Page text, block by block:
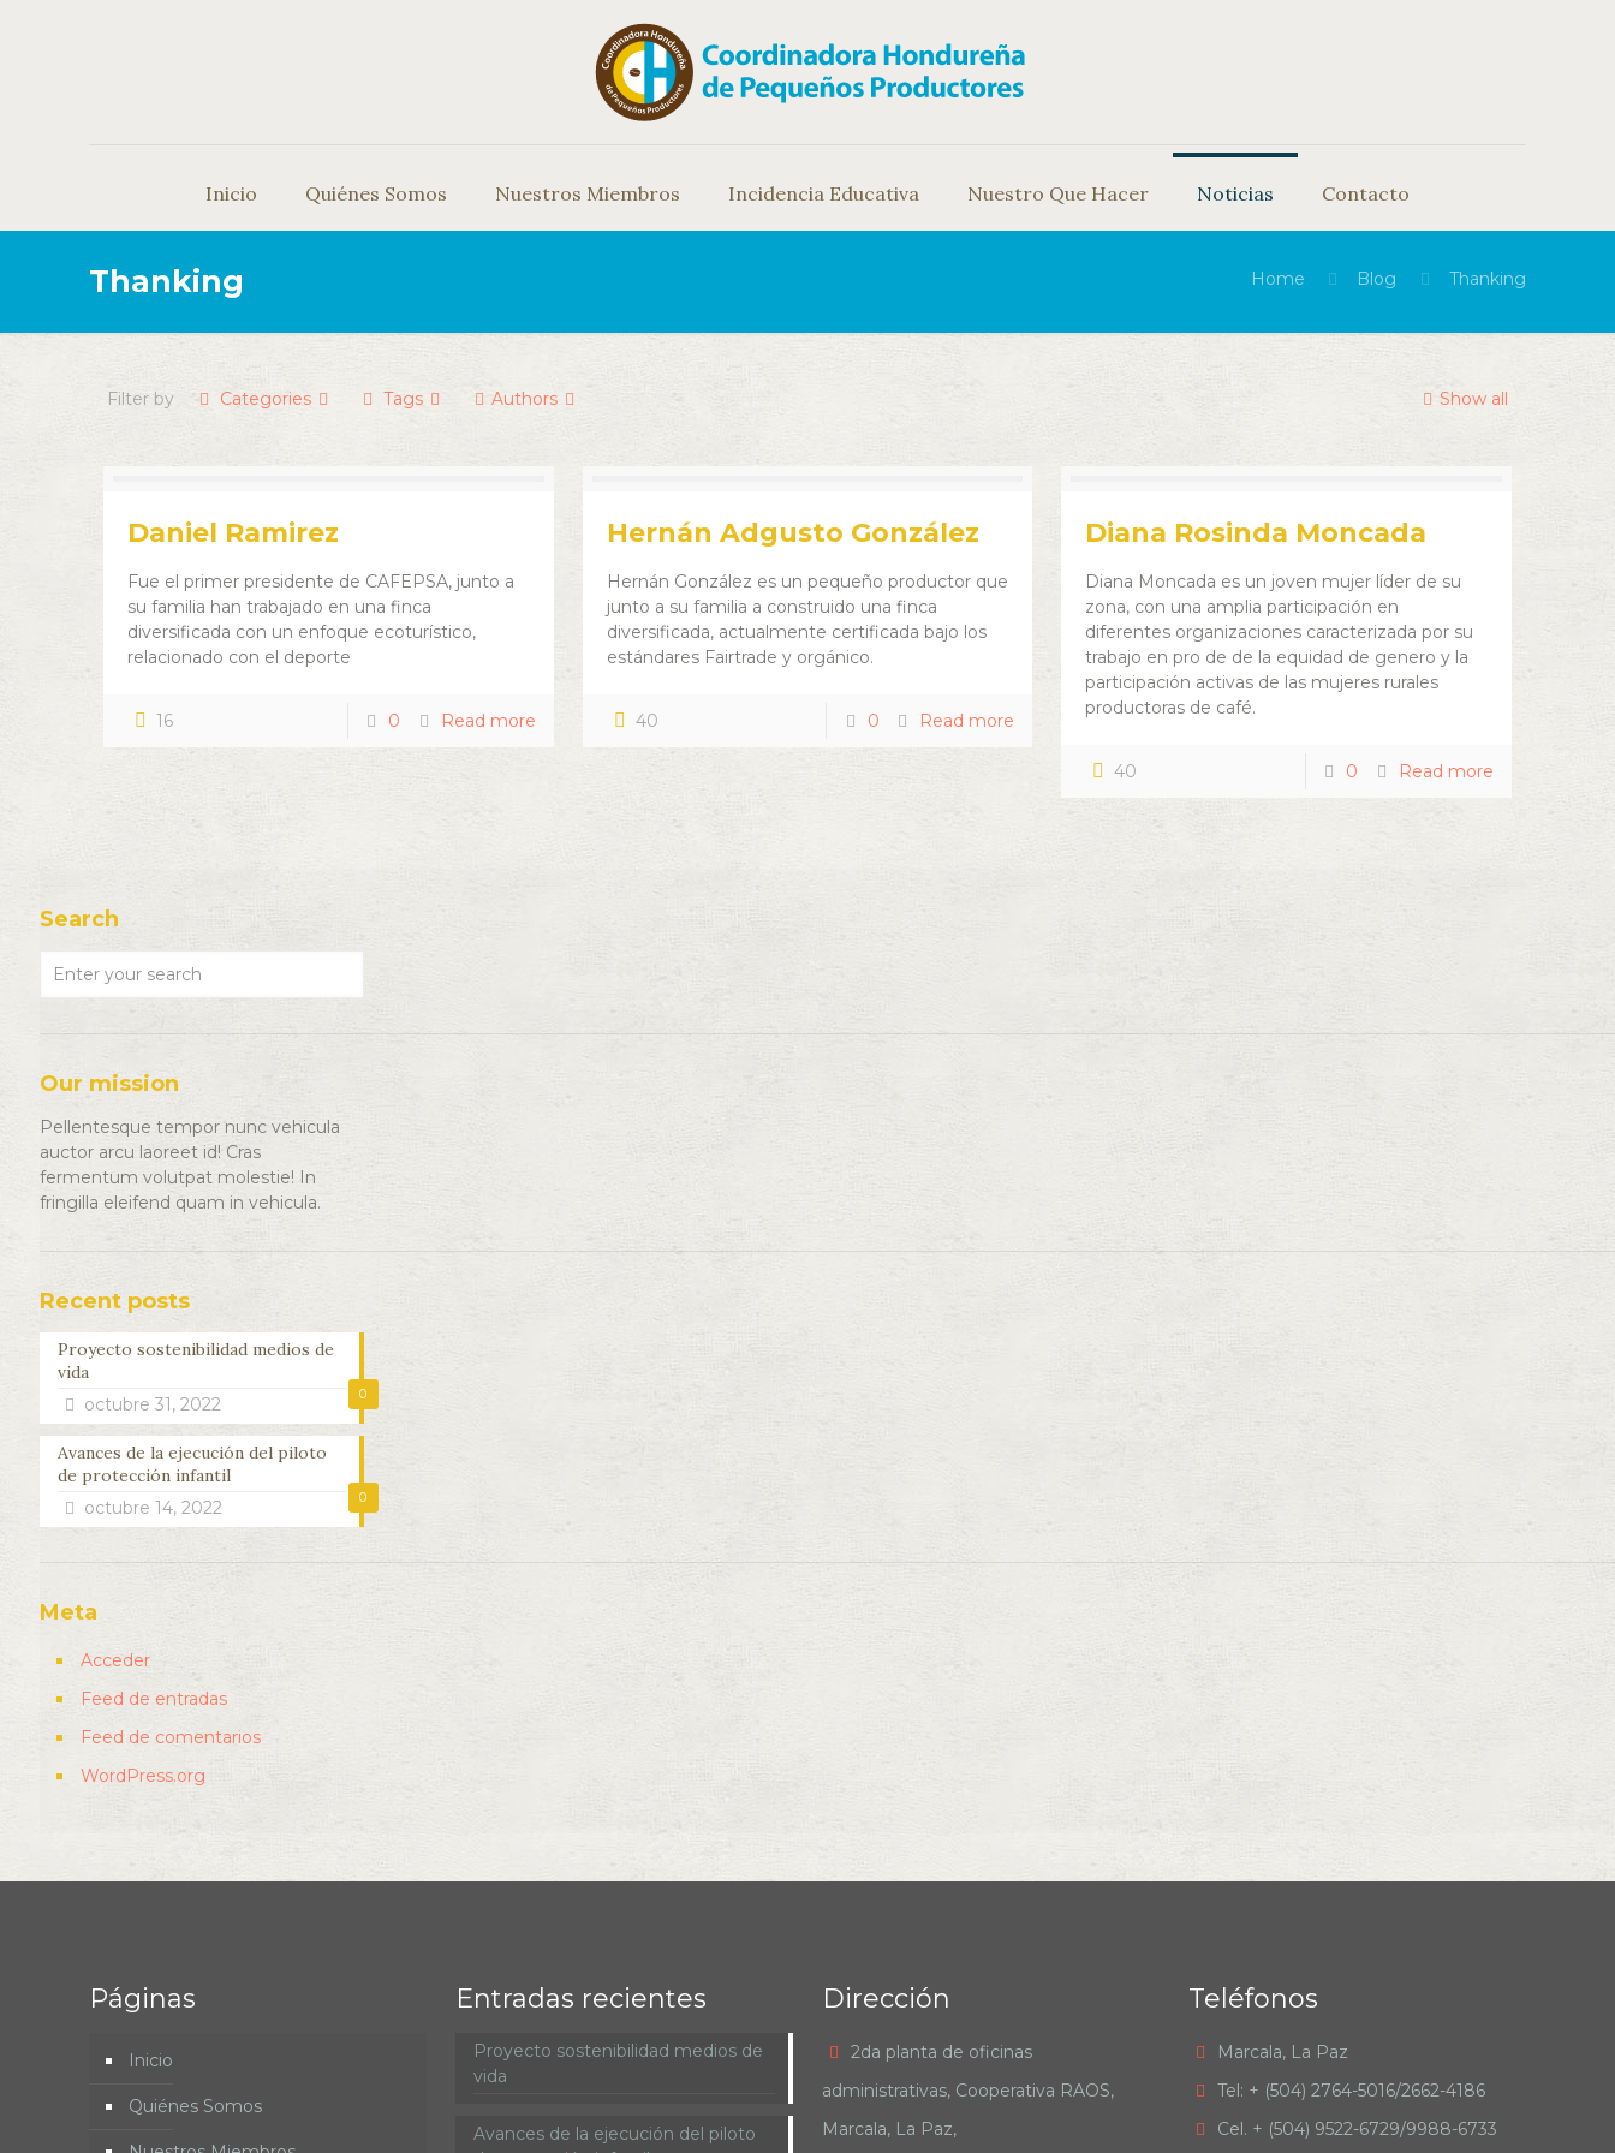
Inicio Quiénes Somos Nuestros Miembros Incidencia Educativa Nuestro Que Hacer Noticias Contacto
Thanking Home Blog Thanking
Filter by Categories Tags Authors Show all
Daniel Ramirez
Fue el primer presidente de CAFEPSA, junto a
su familia han trabajado en una finca
diversificada con un enfoque ecoturístico,
relacionado con el deporte
16 0 Read more
Hernán Adgusto González
Hernán González es un pequeño productor que
junto a su familia a construido una finca
diversificada, actualmente certificada bajo los
estándares Fairtrade y orgánico.
40 0 Read more
Diana Rosinda Moncada
Diana Moncada es un joven mujer líder de su
zona, con una amplia participación en
diferentes organizaciones caracterizada por su
trabajo en pro de de la equidad de genero y la
participación activas de las mujeres rurales
productoras de café.
40 0 Read more
Search
Our mission
Pellentesque tempor nunc vehicula
auctor arcu laoreet id! Cras
fermentum volutpat molestie! In
fringilla eleifend quam in vehicula.
Recent posts
0
Proyecto sostenibilidad medios de
vida
octubre 31, 2022
0
Avances de la ejecución del piloto
de protección infantil
octubre 14, 2022
Meta
Acceder
Feed de entradas
Feed de comentarios
WordPress.org
Páginas
Inicio
Quiénes Somos
Entradas recientes
Proyecto sostenibilidad medios de
vida
Avances de la ejecución del piloto
Dirección
2da planta de oficinas
administrativas, Cooperativa RAOS,
Marcala, La Paz,
Teléfonos
Marcala, La Paz
Tel: + (504) 2764-5016/2662-4186
Cel. + (504) 9522-6729/9988-6733